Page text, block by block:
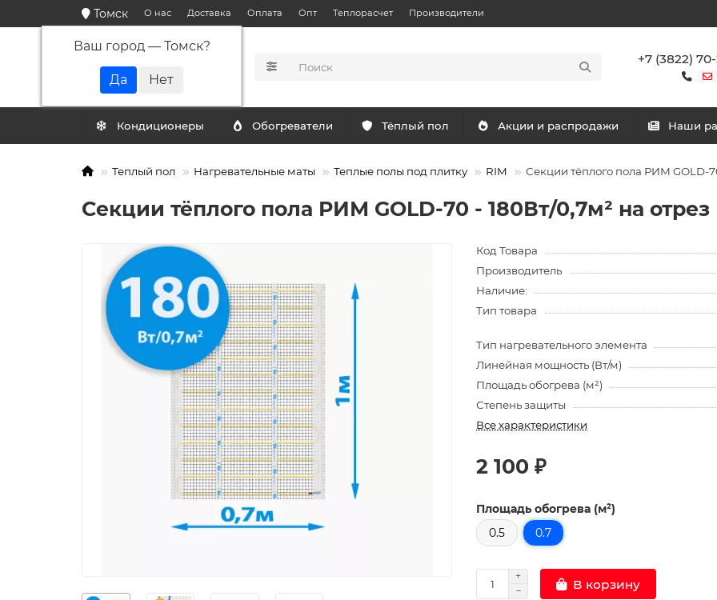
Томск
Ваш город — Томск?
О нас Доставка Оплата Опт Теплорасчет Производители
+7 (3822)
Кондиционеры Обогреватели Тёплый пол Акции и распродажи Наши
Теплый пол Нагревательные маты Теплые полы под плитку RIM Секции тёплого пола РИМ GOLD-
Секции тёплого пола РИМ GOLD-70 - 180Вт/0,7м² на отрез
Код Товара
Производитель
Наличие:
Тип товара
Тип нагревательного элемента
Линейная мощность (Вт/м)
Площадь обогрева (м²)
Степень защиты
Все характеристики
2 100 ₽
Площадь обогрева (м²)
0.5
0.7
В корзину